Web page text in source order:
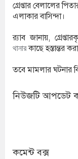
গ্রেপ্তার বেলালের
এলাকার বাসিন্দা।
র‍্যাব জানায়,
থানারকাছে হস্তান্তর
তবে মামলার ঘটনার
নিউজটি আপডেট
কমেন্ট বক্স